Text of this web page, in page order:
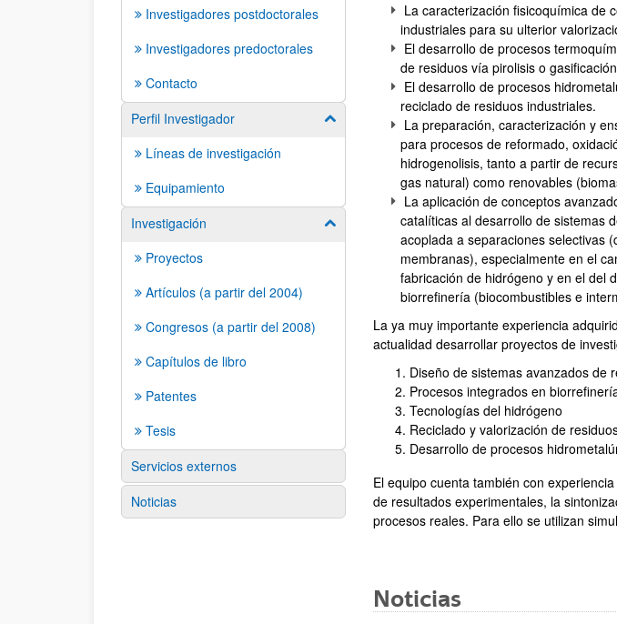
Investigadores postdoctorales
Investigadores predoctorales
Contacto
Perfil Investigador
Mostrar/ocultar subpáginas
Líneas de investigación
Equipamiento
Investigación
Mostrar/ocultar subpáginas
Proyectos
Artículos (a partir del 2004)
Congresos (a partir del 2008)
Capítulos de libro
Patentes
Tesis
Servicios externos
Noticias
La caracterización fisicoquímica de
industriales para su ulterior
El desarrollo de procesos
de residuos vía pirolisis o
El desarrollo de procesos
reciclado de residuos industriales.
La preparación, caracterización y
para procesos de reformado,
hidrogenolisis, tanto a partir de
gas natural) como renovables
La aplicación de conceptos
catalíticas al desarrollo de sistemas
acoplada a separaciones selectivas
membranas), especialmente en el
fabricación de hidrógeno y en el del
biorrefinería (biocombustibles e
La ya muy importante experiencia
actualidad desarrollar proyectos de
Diseño de sistemas avanzados de
Procesos integrados en
Tecnologías del hidrógeno
Reciclado y valorización de
Desarrollo de procesos
El equipo cuenta también con
de resultados experimentales, la
procesos reales. Para ello se utilizan
Noticias